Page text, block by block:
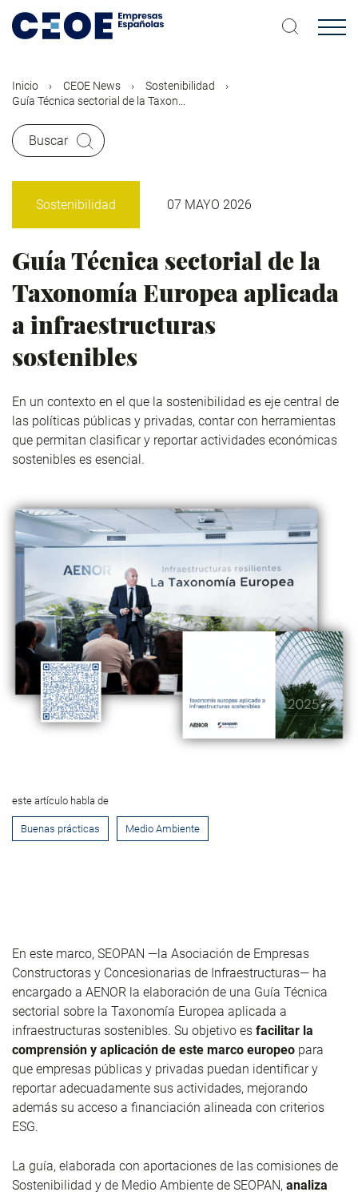
contenido
Inicio CEOE News
Sostenibilidad
Guía Técnica sectorial de la Taxon...
Buscar
Sostenibilidad 07 MAYO 2026
Guía Técnica sectorial de la
Taxonomía Europea aplicada
a infraestructuras
sostenibles
En un contexto en el que la sostenibilidad es eje central de
las políticas públicas y privadas, contar con herramientas
que permitan clasificar y reportar actividades económicas
sostenibles es esencial.
este artículo habla de
Buenas prácticas Medio Ambiente
En este marco, SEOPAN —la Asociación de Empresas
Constructoras y Concesionarias de Infraestructuras— ha
encargado a AENOR la elaboración de una Guía Técnica
sectorial sobre la Taxonomía Europea aplicada a
infraestructuras sostenibles. Su objetivo es facilitar la
comprensión y aplicación de este marco europeo para
que empresas públicas y privadas puedan identificar y
reportar adecuadamente sus actividades, mejorando
además su acceso a financiación alineada con criterios
ESG.
La guía, elaborada con aportaciones de las comisiones de
Sostenibilidad y de Medio Ambiente de SEOPAN, analiza